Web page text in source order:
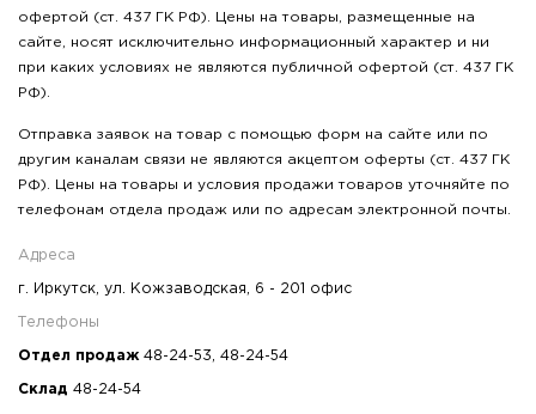
офертой (ст. 437 ГК РФ). Цены на товары, размещенные на
сайте, носят исключительно информационный характер и ни
при каких условиях не являются публичной офертой (ст. 437 ГК
РФ).
Отправка заявок на товар с помощью форм на сайте или по
другим каналам связи не являются акцептом оферты (ст. 437 ГК
РФ). Цены на товары и условия продажи товаров уточняйте по
телефонам отдела продаж или по адресам электронной почты.
Адреса
г. Иркутск, ул. Кожзаводская, 6 - 201 офис
Телефоны
Отдел продаж 48-24-53 48-24-54
Склад 48-24-54